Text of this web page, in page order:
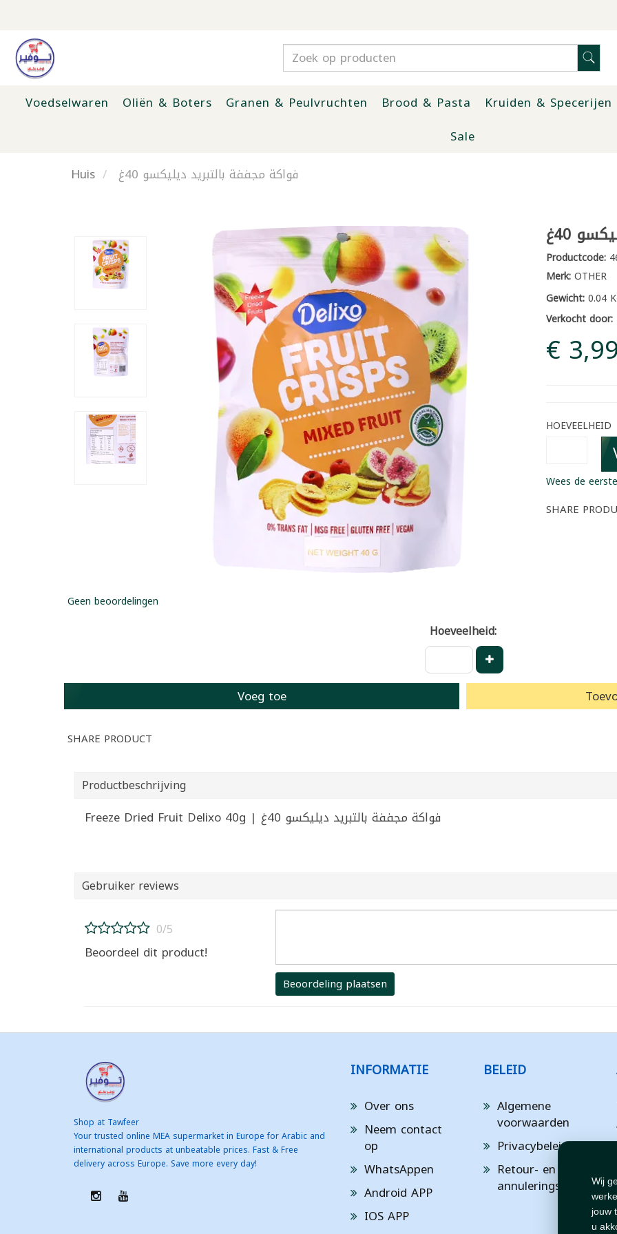
Wij
jouw
u
Voedselwaren Oliën & Boters Granen & Peulvruchten Brood & Pasta Kruiden & Specerijen
Sale
Huis
فواكة مجففة بالتبريد ديليكسو 40غ
40غ
Productcode:
Merk:OTHER
Gewicht:0.04
Verkocht door:
€ 3,99
HOEVEELHEID
Wees de
SHARE
Geen beoordelingen
Hoeveelheid:
Voeg toe
SHARE PRODUCT
Productbeschrijving
Freeze Dried Fruit Delixo 40g | فواكة مجففة بالتبريد ديليكسو 40غ
Gebruiker reviews
0/5
Beoordeel dit product!
Beoordeling plaatsen
Shop at Tawfeer
Your trusted online MEA supermarket in Europe for Arabic and
international products at unbeatable prices. Fast & Free
delivery across Europe. Save more every day!
INFORMATIE
Over ons
Neem contact
op
WhatsAppen
Android APP
IOS APP
BELEID
Algemene
voorwaarden
Privacybeleid
Retour- en
annuleringsbeleid